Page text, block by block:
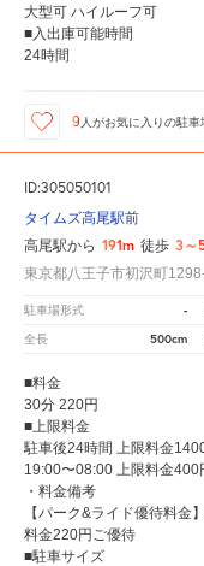
大型可 ハイルーフ可
■入出庫可能時間
24時間
9 人がお気に入りの駐車
ID:305050101
タイムズ高尾駅前
高尾駅から 191m 徒歩 3～
東京都八王子市初沢町
駐車場形式 -
全長 500cm
■料金
30分 220円
■上限料金
駐車後24時間 上限料金
19:00〜08:00 上限料金400
・料金備考
【パーク&ライド優待料金
料金220円ご優待
■駐車サイズ